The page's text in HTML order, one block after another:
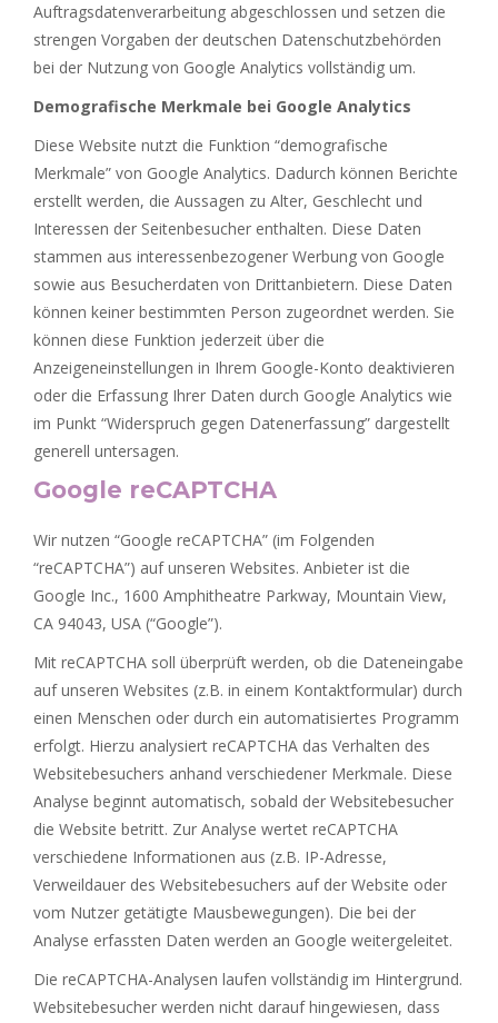
Auftragsdatenverarbeitung abgeschlossen und setzen die
strengen Vorgaben der deutschen Datenschutzbehörden
bei der Nutzung von Google Analytics vollständig um.
Demografische Merkmale bei Google Analytics
Diese Website nutzt die Funktion “demografische
Merkmale” von Google Analytics. Dadurch können Berichte
erstellt werden, die Aussagen zu Alter, Geschlecht und
Interessen der Seitenbesucher enthalten. Diese Daten
stammen aus interessenbezogener Werbung von Google
sowie aus Besucherdaten von Drittanbietern. Diese Daten
können keiner bestimmten Person zugeordnet werden. Sie
können diese Funktion jederzeit über die
Anzeigeneinstellungen in Ihrem Google-Konto deaktivieren
oder die Erfassung Ihrer Daten durch Google Analytics wie
im Punkt “Widerspruch gegen Datenerfassung” dargestellt
generell untersagen.
Google reCAPTCHA
Wir nutzen “Google reCAPTCHA” (im Folgenden
“reCAPTCHA”) auf unseren Websites. Anbieter ist die
Google Inc., 1600 Amphitheatre Parkway, Mountain View,
CA 94043, USA (“Google”).
Mit reCAPTCHA soll überprüft werden, ob die Dateneingabe
auf unseren Websites (z.B. in einem Kontaktformular) durch
einen Menschen oder durch ein automatisiertes Programm
erfolgt. Hierzu analysiert reCAPTCHA das Verhalten des
Websitebesuchers anhand verschiedener Merkmale. Diese
Analyse beginnt automatisch, sobald der Websitebesucher
die Website betritt. Zur Analyse wertet reCAPTCHA
verschiedene Informationen aus (z.B. IP-Adresse,
Verweildauer des Websitebesuchers auf der Website oder
vom Nutzer getätigte Mausbewegungen). Die bei der
Analyse erfassten Daten werden an Google weitergeleitet.
Die reCAPTCHA-Analysen laufen vollständig im Hintergrund.
Websitebesucher werden nicht darauf hingewiesen, dass